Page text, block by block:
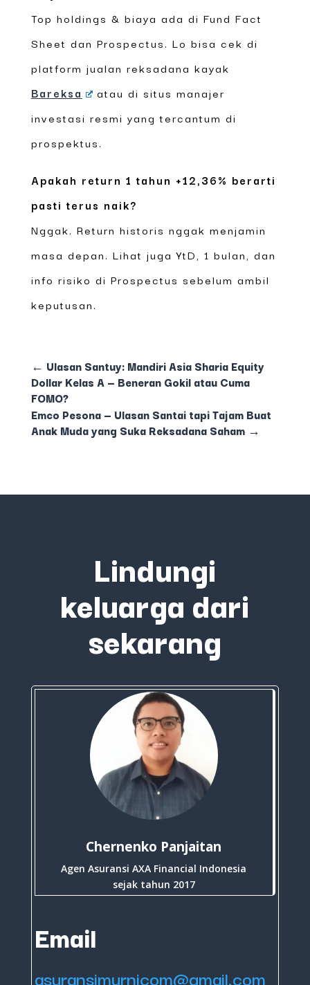
Top holdings & biaya ada di Fund Fact
Sheet dan Prospectus. Lo bisa cek di
platform jualan reksadana kayak
Bareksa
atau di situs manajer
investasi resmi yang tercantum di
prospektus.
Apakah return 1 tahun +12,36% berarti
pasti terus naik?
Nggak. Return historis nggak menjamin
masa depan. Lihat juga YtD, 1 bulan, dan
info risiko di Prospectus sebelum ambil
keputusan.
← Ulasan Santuy: Mandiri Asia Sharia Equity
Dollar Kelas A — Beneran Gokil atau Cuma
FOMO?
Emco Pesona — Ulasan Santai tapi Tajam Buat
Anak Muda yang Suka Reksadana Saham→
Lindungi
keluarga dari
sekarang
Chernenko Panjaitan
Agen Asuransi AXA Financial Indonesia
sejak tahun 2017
Email
asuransimurnicom@gmail.com